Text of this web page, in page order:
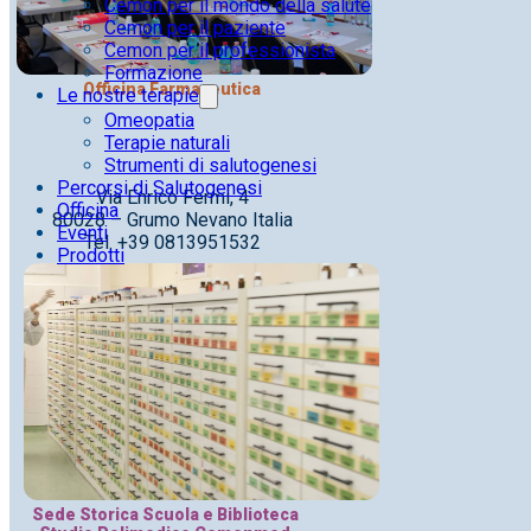
Cemon per il mondo della salute
Cemon per il paziente
Cemon per il professionista
Formazione
Le nostre terapie
Omeopatia
Terapie naturali
Strumenti di salutogenesi
Percorsi di Salutogenesi
Officina
Eventi
Prodotti
Officina Farmaceutica
Via Enrico Fermi, 4
80028 – Grumo Nevano Italia
Tel. +39 0813951532
Sede Storica Scuola e Biblioteca